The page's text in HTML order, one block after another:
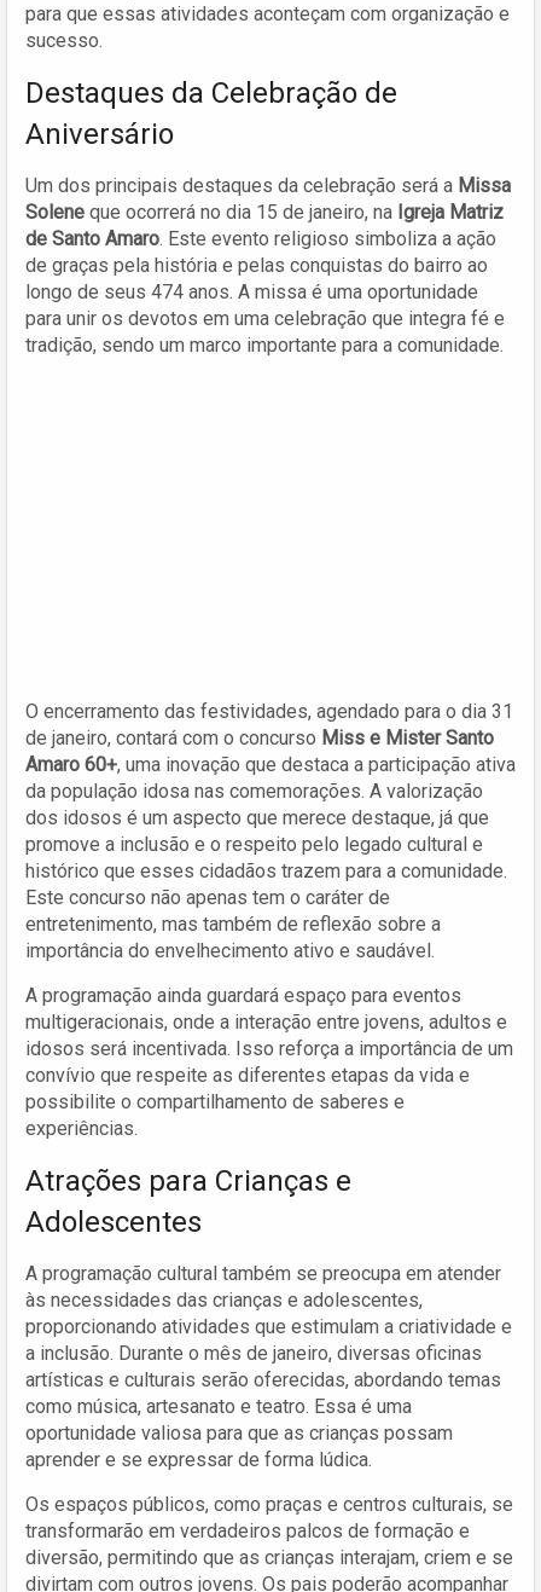
para que essas atividades aconteçam com organização e
sucesso.
Destaques da Celebração de
Aniversário
Um dos principais destaques da celebração será a Missa
Solene que ocorrerá no dia 15 de janeiro, na Igreja Matriz
de Santo Amaro. Este evento religioso simboliza a ação
de graças pela história e pelas conquistas do bairro ao
longo de seus 474 anos. A missa é uma oportunidade
para unir os devotos em uma celebração que integra fé e
tradição, sendo um marco importante para a comunidade.
O encerramento das festividades, agendado para o dia 31
de janeiro, contará com o concurso Miss e Mister Santo
Amaro 60+, uma inovação que destaca a participação ativa
da população idosa nas comemorações. A valorização
dos idosos é um aspecto que merece destaque, já que
promove a inclusão e o respeito pelo legado cultural e
histórico que esses cidadãos trazem para a comunidade.
Este concurso não apenas tem o caráter de
entretenimento, mas também de reflexão sobre a
importância do envelhecimento ativo e saudável.
A programação ainda guardará espaço para eventos
multigeracionais, onde a interação entre jovens, adultos e
idosos será incentivada. Isso reforça a importância de um
convívio que respeite as diferentes etapas da vida e
possibilite o compartilhamento de saberes e
experiências.
Atrações para Crianças e
Adolescentes
A programação cultural também se preocupa em atender
às necessidades das crianças e adolescentes,
proporcionando atividades que estimulam a criatividade e
a inclusão. Durante o mês de janeiro, diversas oficinas
artísticas e culturais serão oferecidas, abordando temas
como música, artesanato e teatro. Essa é uma
oportunidade valiosa para que as crianças possam
aprender e se expressar de forma lúdica.
Os espaços públicos, como praças e centros culturais, se
transformarão em verdadeiros palcos de formação e
diversão, permitindo que as crianças interajam, criem e se
divirtam com outros jovens. Os pais poderão acompanhar